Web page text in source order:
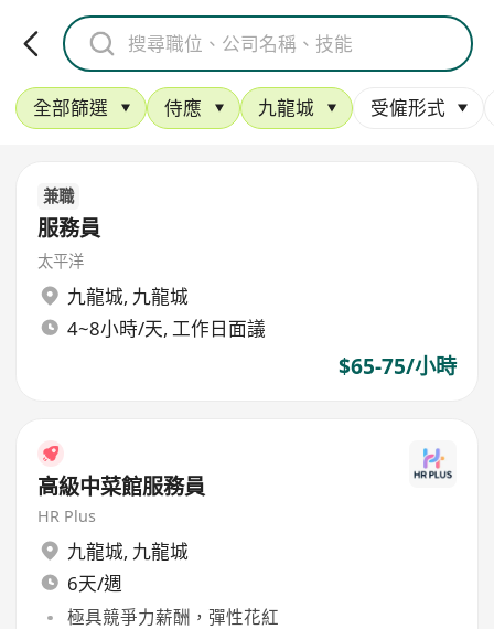
全部篩選 侍應 九龍城 受僱形式
兼職
服務員
太平洋
九龍城, 九龍城
4~8小時/天, 工作日面議
$65-75/小時
高級中菜館服務員
HR Plus
九龍城, 九龍城
6天/週
極具競爭力薪酬，彈性花紅